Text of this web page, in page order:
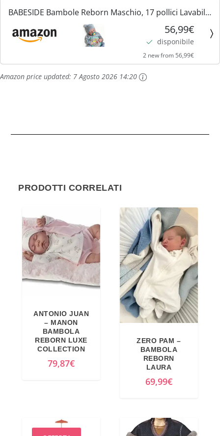
BABESIDE Bambole Reborn Maschio, 17 pollici Lavabili
a Mano corpo in Vinile Morbido, Originali Sembra un
vero Bambino (Ragazzo con gli occhi chiusi)
56,99€
disponibile
2 new from 56,99€
Amazon price updated: 7 Agosto 2026 14:20
PRODOTTI CORRELATI
ANTONIO JUAN
– MANON
BAMBOLA
REBORN LUXE
COLLECTION
79,87€
ZERO PAM –
BAMBOLA
REBORN
LAURA
69,99€